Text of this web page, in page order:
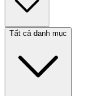
Tất cả danh mục